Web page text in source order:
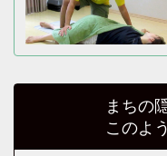
まちの
このよ